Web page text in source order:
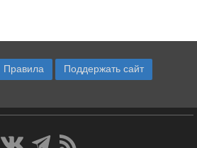
Правила Поддержать сайт